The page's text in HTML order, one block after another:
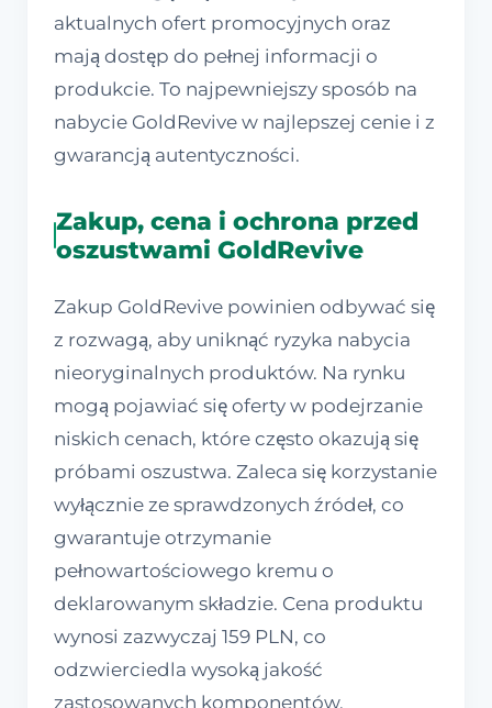
aktualnych ofert promocyjnych oraz
mają dostęp do pełnej informacji o
produkcie. To najpewniejszy sposób na
nabycie GoldRevive w najlepszej cenie i z
gwarancją autentyczności.
Zakup, cena i ochrona przed
oszustwami GoldRevive
Zakup GoldRevive powinien odbywać się
z rozwagą, aby uniknąć ryzyka nabycia
nieoryginalnych produktów. Na rynku
mogą pojawiać się oferty w podejrzanie
niskich cenach, które często okazują się
próbami oszustwa. Zaleca się korzystanie
wyłącznie ze sprawdzonych źródeł, co
gwarantuje otrzymanie
pełnowartościowego kremu o
deklarowanym składzie. Cena produktu
wynosi zazwyczaj 159 PLN, co
odzwierciedla wysoką jakość
zastosowanych komponentów.